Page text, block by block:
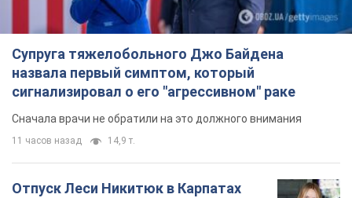
Супруга тяжелобольного Джо Байдена
назвала первый симптом, который
сигнализировал о его "агрессивном" раке
Сначала врачи не обратили на это должного внимания
11 часов назад 14,9 т.
Отпуск Леси Никитюк в Карпатах